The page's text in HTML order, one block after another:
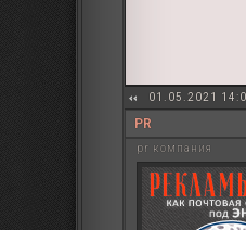
01.05.2021
PR
pr компания